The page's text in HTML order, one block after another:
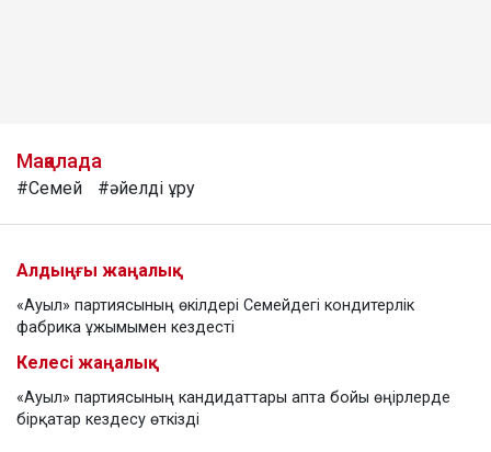
Мақалада
#Семей #әйелді ұру
Алдыңғы жаңалық
«Ауыл» партиясының өкілдері Семейдегі кондитерлік
фабрика ұжымымен кездесті
Келесі жаңалық
«Ауыл» партиясының кандидаттары апта бойы өңірлерде
бірқатар кездесу өткізді